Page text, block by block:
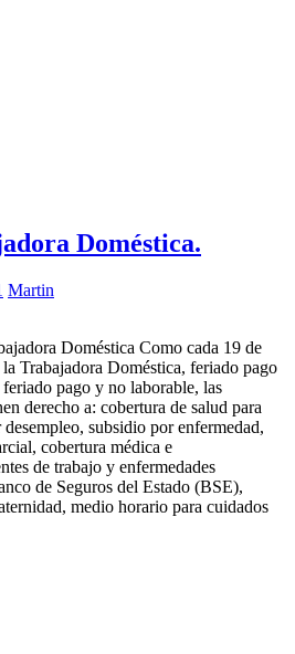
Doméstica.
Martin
Doméstica Como cada 19 de
Trabajadora Doméstica, feriado pago
pago y no laborable, las
derecho a: cobertura de salud para
subsidio por enfermedad,
cobertura médica e
de trabajo y enfermedades
de Seguros del Estado (BSE),
medio horario para cuidados